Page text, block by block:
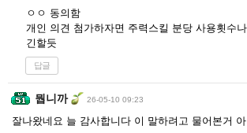
ㅇㅇ 동의함
개인 의견 첨가하자면 주력스킬 분당 사용횟수
긴할듯
답글
뭡니까 26-05-10 09:23
잘나왔네요 늘 감사합니다 이 말하려고 물어본거